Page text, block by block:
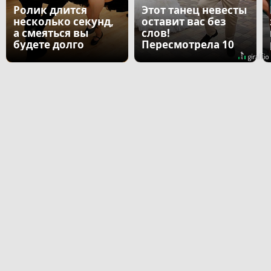
Ролик длится
несколько секунд,
а смеяться вы
будете долго
Этот танец невесты
оставит вас без
слов!
Пересмотрела 10